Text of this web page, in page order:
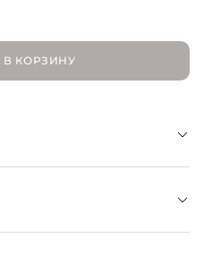
В КОРЗИНУ
мэри джейн с
квадратным
гладкой и мягкой кожи и